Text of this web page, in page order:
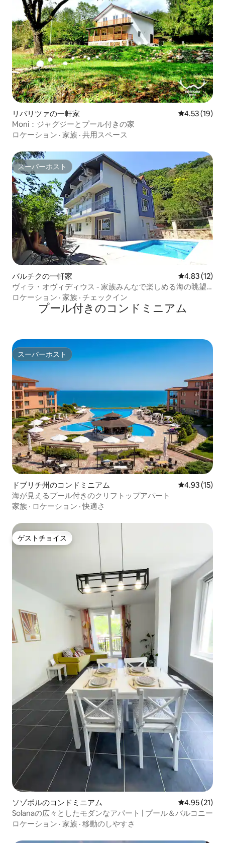
リバリツァの一軒家 レビュー19
4.53 (19)
Moni：ジャグジーとプール付きの家
ロケーション · 家族 · 共用スペース
スーパーホスト
スーパーホスト
バルチクの一軒家 レビュー12
4.83 (12)
ヴィラ・オヴィディウス - 家族みんなで楽しめる海の眺望
ヴィラ
ロケーション · 家族 · チェックイン
プール付きのコンドミニアム
スーパーホスト
スーパーホスト
ドブリチ州のコンドミニアム レビュー15
4.93 (15)
海が見えるプール付きのクリフトップアパート
家族 · ロケーション ·快適さ
ゲストチョイス
ゲストチョイス
ソゾポルのコンドミニアム レビュー21
4.95 (21)
Solanaの広々としたモダンなアパート | プール＆バルコニー
ロケーション · 家族 · 移動のしやすさ